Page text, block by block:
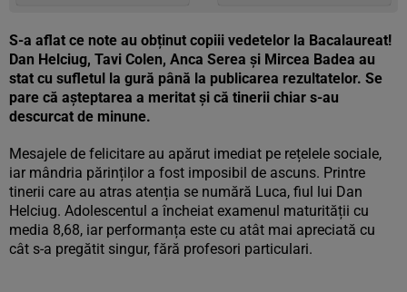
S-a aflat ce note au obținut copiii vedetelor la Bacalaureat!
Dan Helciug, Tavi Colen, Anca Serea și Mircea Badea au
stat cu sufletul la gură până la publicarea rezultatelor. Se
pare că așteptarea a meritat și că tinerii chiar s-au
descurcat de minune.
Mesajele de felicitare au apărut imediat pe rețelele sociale,
iar mândria părinților a fost imposibil de ascuns. Printre
tinerii care au atras atenția se numără Luca, fiul lui Dan
Helciug. Adolescentul a încheiat examenul maturității cu
media 8,68, iar performanța este cu atât mai apreciată cu
cât s-a pregătit singur, fără profesori particulari.